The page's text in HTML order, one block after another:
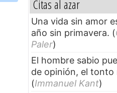
Citas al azar
Una vida sin amor
año sin primavera. (
Paler)
El hombre sabio
de opinión, el tonto
(Immanuel Kant)